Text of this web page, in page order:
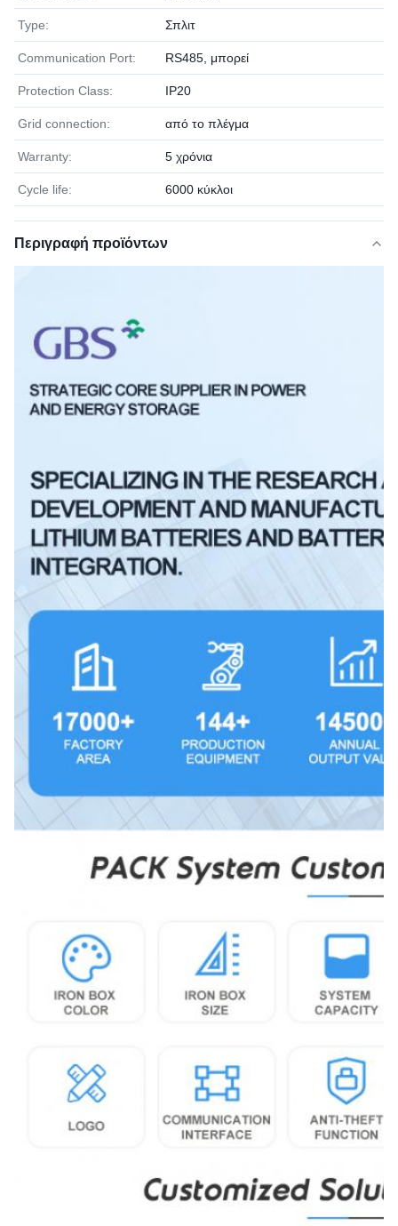
Type: Σπλιτ
Communication Port: RS485, μπορεί
Protection Class: IP20
Grid connection: από το πλέγμα
Warranty: 5 χρόνια
Cycle life: 6000 κύκλοι
Περιγραφή προϊόντων